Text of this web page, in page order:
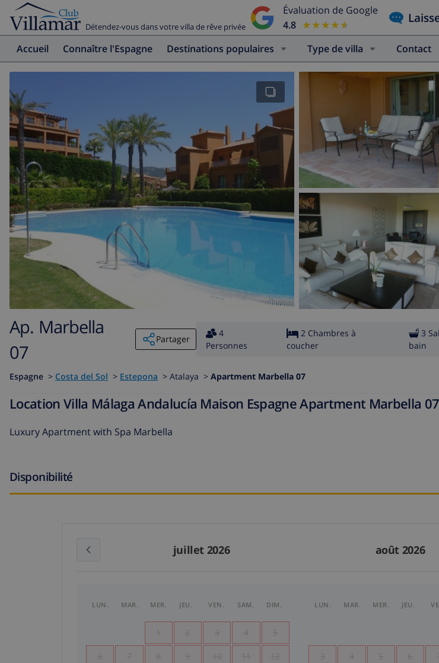
Détendez-vous dans votre villa de rêve privée
Évaluation de Google
4.8 ★★★★★
★★★★★
Accueil Connaître l'Espagne Destinations populaires Type de villa Contact
Ap. Marbella
07
Partager
4
Personnes
2 Chambres à
coucher
3
bain
Espagne > Costa del Sol > Estepona > Atalaya > Apartment Marbella 07
Location Villa Málaga Andalucía Maison Espagne Apartment Marbella 07
Luxury Apartment with Spa Marbella
Disponibilité
juillet 2026 août 2026
LUN. MAR. MER. JEU. VEN. SAM. DIM.
1 2 3 4 5
6 7 8 9 10 11 12
LUN. MAR. MER. JEU.
3 4 5 6